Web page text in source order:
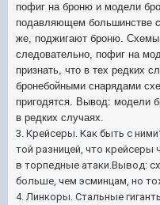
пофиг на броню и модели
подавляющем большинстве
же, поджигают броню. Схемы
следовательно, пофиг на
признать, что в тех редких
бронебойными снарядами
пригодятся. Вывод: модели
в редких случаях.
3. Крейсеры. Как быть с
той разницей, что
в торпедные атаки.Вывод:
больше, чем эсминцам, но
4. Линкоры. Стальные